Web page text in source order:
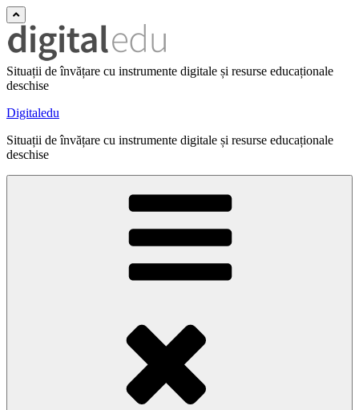
Situații de învățare cu instrumente digitale și resurse educaționale
deschise
Digitaledu
Situații de învățare cu instrumente digitale și resurse educaționale
deschise